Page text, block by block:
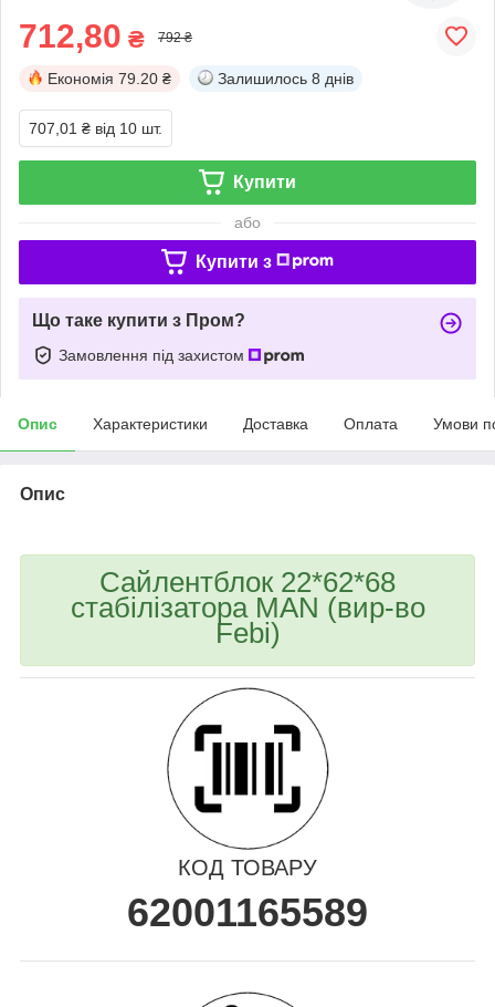
712,80 ₴ 792 ₴
Економія 79.20 ₴ Залишилось 8 днів
707,01 ₴ від 10 шт.
Купити
або
Купити з
Що таке купити з Пром?
Замовлення під захистом
Опис Характеристики Доставка Оплата Умови
Опис
Сайлентблок 22*62*68
стабілізатора MAN (вир-во
Febi)
КОД ТОВАРУ
62001165589